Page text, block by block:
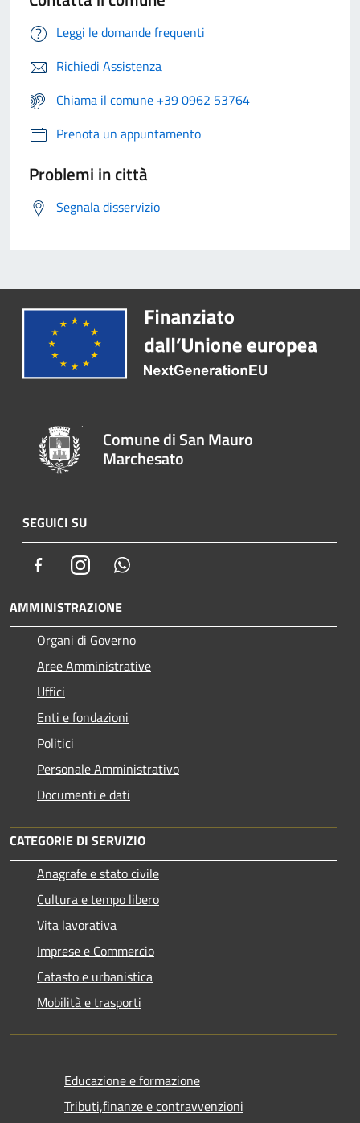
Leggi le domande frequenti
Richiedi Assistenza
Chiama il comune +39 0962 53764
Prenota un appuntamento
Problemi in città
Segnala disservizio
Comune di San Mauro
Marchesato
SEGUICI SU
FacebookInstagram
AMMINISTRAZIONE
Organi di Governo
Aree Amministrative
Uffici
Enti e fondazioni
Politici
Personale Amministrativo
Documenti e dati
CATEGORIE DI SERVIZIO
Anagrafe e stato civile
Cultura e tempo libero
Vita lavorativa
Imprese e Commercio
Catasto e urbanistica
Mobilità e trasporti
Educazione e formazione
Tributi,finanze e contravvenzioni